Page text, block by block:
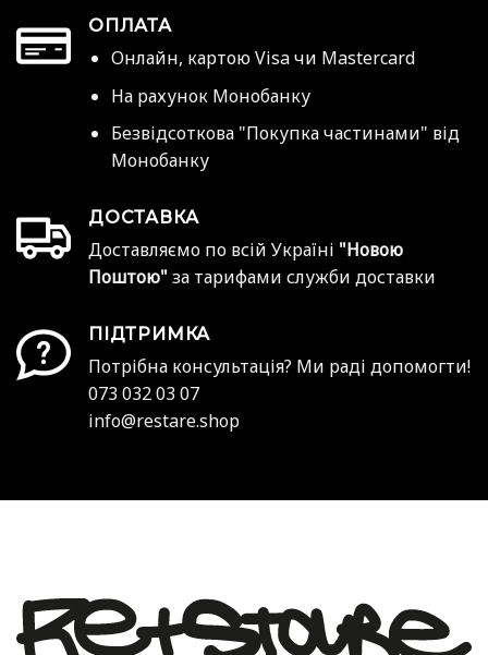
ОПЛАТА
Онлайн, картою Visa чи Mastercard
На рахунок Монобанку
Безвідсоткова "Покупка частинами" від
Монобанку
ДОСТАВКА
Доставляємо по всій Україні "Новою
Поштою" за тарифами служби доставки
ПІДТРИМКА
Потрібна консультація? Ми раді допомогти!
073 032 03 07
info@restare.shop